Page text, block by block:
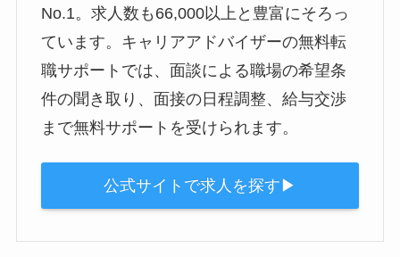
No.1。求人数も66,000以上と豊富にそろっ
ています。キャリアアドバイザーの無料転
職サポートでは、面談による職場の希望条
件の聞き取り、面接の日程調整、給与交渉
まで無料サポートを受けられます。
公式サイトで求人を探す▶︎